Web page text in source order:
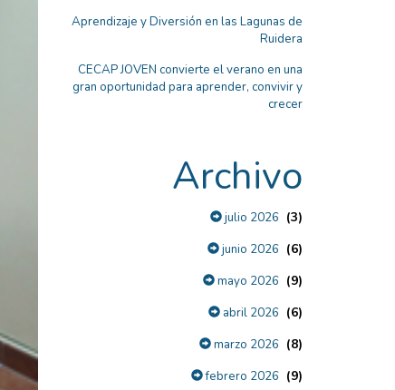
Aprendizaje y Diversión en las Lagunas de
Ruidera
CECAP JOVEN convierte el verano en una
gran oportunidad para aprender, convivir y
crecer
Archivo
julio 2026 (3)
junio 2026 (6)
mayo 2026 (9)
abril 2026 (6)
marzo 2026 (8)
febrero 2026 (9)